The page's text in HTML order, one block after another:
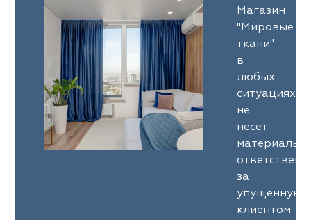
Магазин
"Мировые
ткани"
в
любых
ситуациях
не
несет
за
упущенную
клиентом